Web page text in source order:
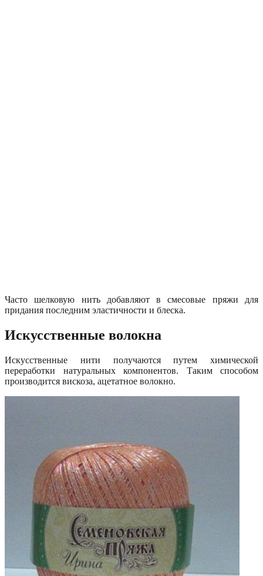
Часто шелковую нить добавляют в смесовые пряжи для
придания последним эластичности и блеска.
Искусственные волокна
Искусственные нити получаются путем химической
переработки натуральных компонентов. Таким способом
производится вискоза, ацетатное волокно.